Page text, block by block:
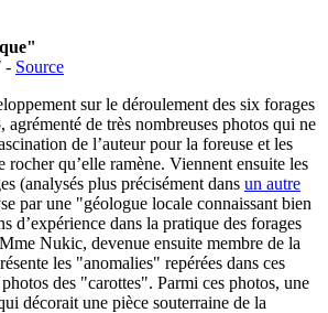
- Source
sur le déroulement des six forages
agrémenté de très nombreuses photos qui ne
de l’auteur pour la foreuse et les
rocher qu’elle ramène. Viennent ensuite les
(analysés plus précisément dans un autre
par une "géologue locale connaissant bien
d’expérience dans la pratique des forages
Nukic, devenue ensuite membre de la
les "anomalies" repérées dans ces
des "carottes". Parmi ces photos, une
décorait une pièce souterraine de la